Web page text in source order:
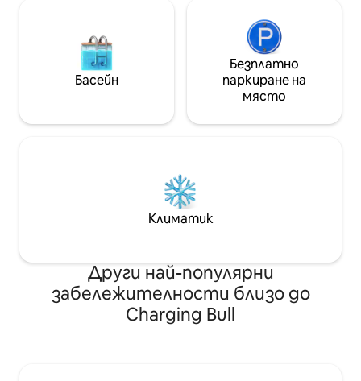
Басейн
Безплатно
паркиране на
място
Климатик
Други най-популярни
забележителности близо до
Charging Bull